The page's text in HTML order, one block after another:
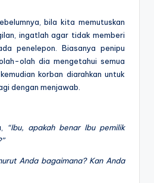
bila kita memutuskan
ingatlah agar tidak memberi
penelepon. Biasanya penipu
olah dia mengetahui semua
korban diarahkan untuk
dengan menjawab.
“Ibu, apakah benar Ibu pemilik
Anda bagaimana? Kan Anda